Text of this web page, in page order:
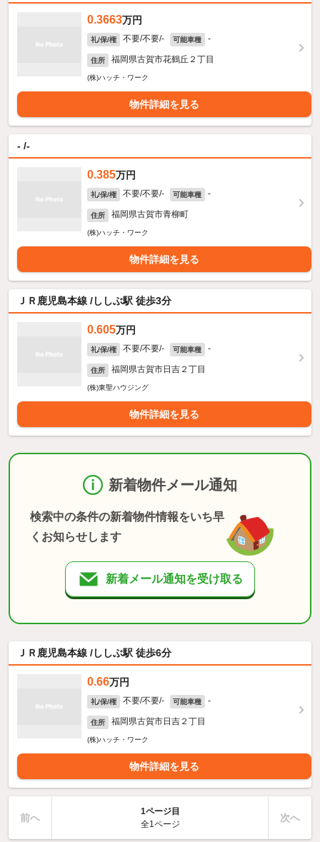
0.3663万円
礼/保/権 不要/不要/- 可能車種 -
住所 福岡県古賀市花鶴丘２丁目
(株)ハッチ・ワーク
物件詳細を見る
- /-
0.385万円
礼/保/権 不要/不要/- 可能車種 -
住所 福岡県古賀市青柳町
(株)ハッチ・ワーク
物件詳細を見る
ＪＲ鹿児島本線 /ししぶ駅 徒歩3分
0.605万円
礼/保/権 不要/不要/- 可能車種 -
住所 福岡県古賀市日吉２丁目
(株)東聖ハウジング
物件詳細を見る
新着物件メール通知
検索中の条件の新着物件情報をいち早
くお知らせします
新着メール通知を受け取る
ＪＲ鹿児島本線 /ししぶ駅 徒歩6分
0.66万円
礼/保/権 不要/不要/- 可能車種 -
住所 福岡県古賀市日吉２丁目
(株)ハッチ・ワーク
物件詳細を見る
前へ
1ページ目
全1ページ
次へ